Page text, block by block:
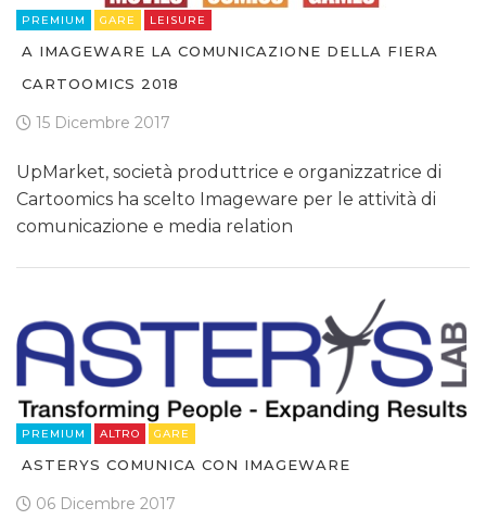
PREMIUM GARE LEISURE
A IMAGEWARE LA COMUNICAZIONE DELLA FIERA
CARTOOMICS 2018
15 Dicembre 2017
UpMarket, società produttrice e organizzatrice di
Cartoomics ha scelto Imageware per le attività di
comunicazione e media relation
PREMIUM ALTRO GARE
ASTERYS COMUNICA CON IMAGEWARE
06 Dicembre 2017